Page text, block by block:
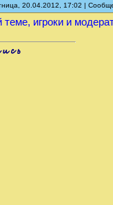
20.04.2012, 17:02 |
теме, игроки и